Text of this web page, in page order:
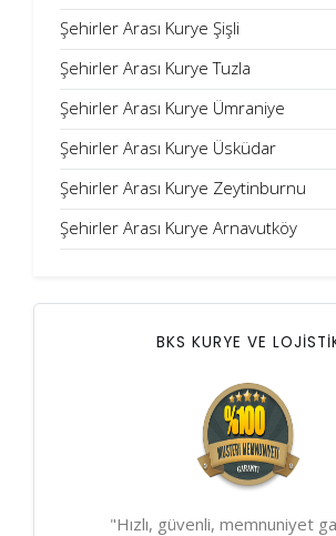
Şehirler Arası Kurye Şişli
Şehirler Arası Kurye Tuzla
Şehirler Arası Kurye Ümraniye
Şehirler Arası Kurye Üsküdar
Şehirler Arası Kurye Zeytinburnu
Şehirler Arası Kurye Arnavutköy
BKS KURYE VE
"Hızlı, güvenli, memnuniyet